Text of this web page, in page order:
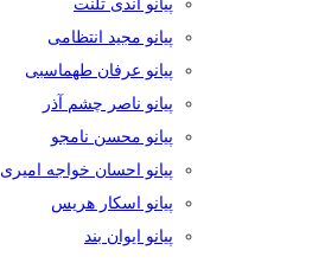
پیانو مجید انتظامی
پیانو عرفان طهماسبی
پیانو ناصر چشم آذر
پیانو محسن نامجو
پیانو احسان خواجه امیری
پیانو اسکار هریس
پیانو ایوان بند